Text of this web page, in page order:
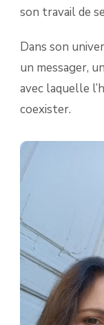
son travail de
Dans son
un messager,
avec laquelle
coexister.